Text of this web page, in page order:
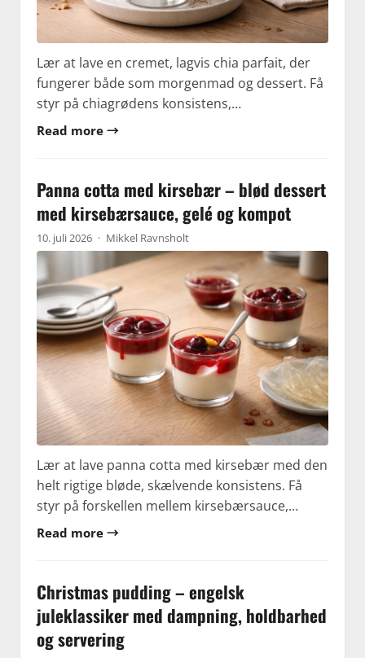
Lær at lave en cremet, lagvis chia parfait, der
fungerer både som morgenmad og dessert. Få
styr på chiagrødens konsistens,…
Read more →
Panna cotta med kirsebær – blød dessert
med kirsebærsauce, gelé og kompot
10. juli 2026 · Mikkel Ravnsholt
Lær at lave panna cotta med kirsebær med den
helt rigtige bløde, skælvende konsistens. Få
styr på forskellen mellem kirsebærsauce,…
Read more →
Christmas pudding – engelsk
juleklassiker med dampning, holdbarhed
og servering